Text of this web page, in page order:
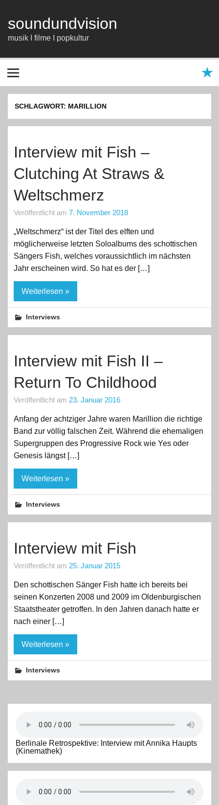
springen
soundundvision
musik I filme I popkultur
SCHLAGWORT: MARILLION
Interview mit Fish –
Clutching At Straws &
Weltschmerz
Veröffentlicht am 7. November 2018
„Weltschmerz“ ist der Titel des elften und
möglicherweise letzten Soloalbums des schottischen
Sängers Fish, welches voraussichtlich im nächsten
Jahr erscheinen wird. So hat es der […]
Weiterlesen »
Interviews
Interview mit Fish II –
Return To Childhood
Veröffentlicht am 23. Januar 2016
Anfang der achtziger Jahre waren Marillion die richtige
Band zur völlig falschen Zeit. Während die ehemaligen
Supergruppen des Progressive Rock wie Yes oder
Genesis längst […]
Weiterlesen »
Interviews
Interview mit Fish
Veröffentlicht am 25. Januar 2015
Den schottischen Sänger Fish hatte ich bereits bei
seinen Konzerten 2008 und 2009 im Oldenburgischen
Staatstheater getroffen. In den Jahren danach hatte er
nach einer […]
Weiterlesen »
Interviews
Berlinale Retrospektive: Interview mit Annika Haupts
(Kinemathek)